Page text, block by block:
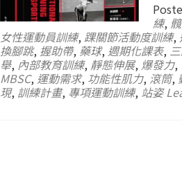
練,
女性運動員訓練, 踝關節活動度訓練,
換腳跳, 握助帶, 藥球, 週期化課表,
舉, 內部教育訓練, 靜態伸展, 爆發力,
MBSC, 運動需求, 功能性肌力, 滾筒,
現, 訓練計畫, 專項運動訓練, 站姿